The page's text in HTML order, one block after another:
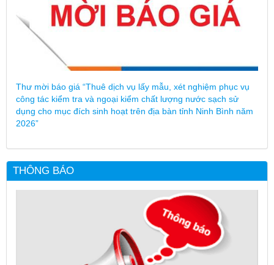
Thư mời báo giá “Thuê dịch vụ lấy mẫu, xét nghiệm phục vụ
công tác kiểm tra và ngoại kiểm chất lượng nước sạch sử
dụng cho mục đích sinh hoạt trên địa bàn tỉnh Ninh Bình năm
2026”
THÔNG BÁO